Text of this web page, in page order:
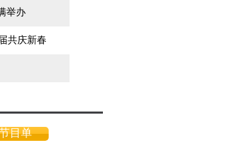
举办
共庆新春
国华人春节联
目单